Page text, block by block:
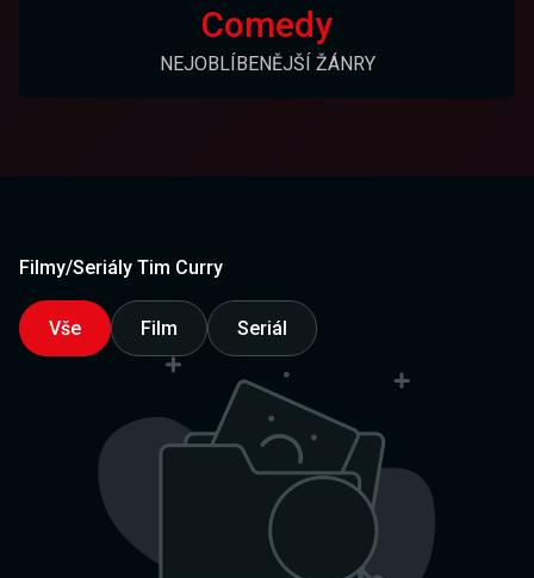
Comedy
NEJOBLÍBENĚJŠÍ ŽÁNRY
Filmy/Seriály Tim Curry
Vše Film Seriál